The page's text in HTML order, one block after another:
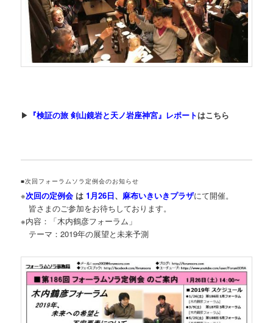
▶ 『検証の旅 剣山鏡岩と天ノ岩座神宮』レポートはこちら
■次回フォーラムソラ定例会のお知らせ
※次回の定例会 は 1月26日、 麻布いきいきプラザにて開催。
皆さまのご参加をお待ちしております。
※内容：「木内鶴彦フォーラム」
テーマ：2019年の展望と未来予測